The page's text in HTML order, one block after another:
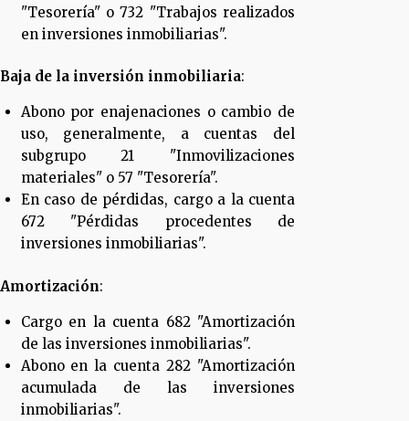
"Tesorería" o 732 "Trabajos realizados
en inversiones inmobiliarias".
Baja de la inversión inmobiliaria:
Abono por enajenaciones o cambio de
uso, generalmente, a cuentas del
subgrupo 21 "Inmovilizaciones
materiales" o 57 "Tesorería".
En caso de pérdidas, cargo a la cuenta
672 "Pérdidas procedentes de
inversiones inmobiliarias".
Amortización:
Cargo en la cuenta 682 "Amortización
de las inversiones inmobiliarias".
Abono en la cuenta 282 "Amortización
acumulada de las inversiones
inmobiliarias".